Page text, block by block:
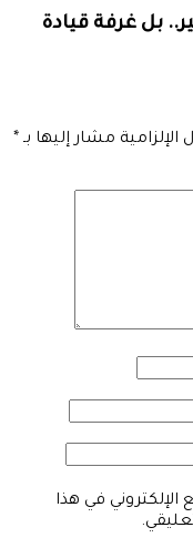
بل غرفة قيادة
الإلزامية مشار إليها بـ *
الإلكتروني في هذا